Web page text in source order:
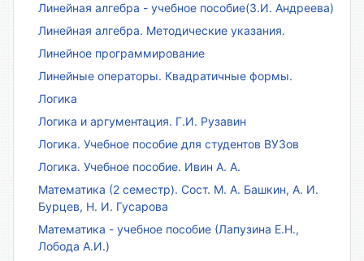
Линейная алгебра - учебное пособие(З.И. Андреева)
Линейная алгебра. Методические указания.
Линейное программирование
Линейные операторы. Квадратичные формы.
Логика
Логика и аргументация. Г.И. Рузавин
Логика. Учебное пособие для студентов ВУЗов
Логика. Учебное пособие. Ивин А. А.
Математика (2 семестр). Сост. М. А. Башкин, А. И.
Бурцев, Н. И. Гусарова
Математика - учебное пособие (Лапузина Е.Н.,
Лобода А.И.)